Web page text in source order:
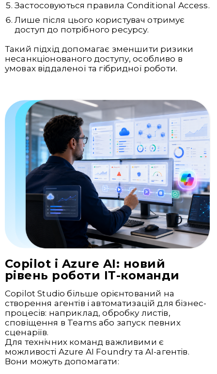
Застосовуються правила Conditional Access.
Лише після цього користувач отримує
доступ до потрібного ресурсу.
Такий підхід допомагає зменшити ризики
несанкціонованого доступу, особливо в
умовах віддаленої та гібридної роботи.
Copilot і Azure AI: новий
рівень роботи ІТ-команди
Copilot Studio більше орієнтований на
створення агентів і автоматизацій для бізнес-
процесів: наприклад, обробку листів,
сповіщення в Teams або запуск певних
сценаріїв.
Для технічних команд важливими є
можливості Azure AI Foundry та AI-агентів.
Вони можуть допомагати: